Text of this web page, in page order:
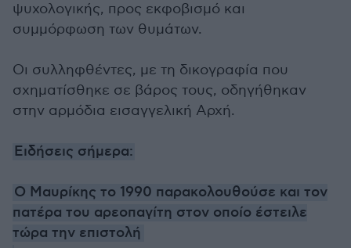
ψυχολογικής, προς εκφοβισμό και
συμμόρφωση των θυμάτων.
Οι συλληφθέντες, με τη δικογραφία που
σχηματίσθηκε σε βάρος τους, οδηγήθηκαν
στην αρμόδια εισαγγελική Αρχή.
Ειδήσεις σήμερα:
Ο Μαυρίκης το 1990 παρακολουθούσε και τον
πατέρα του αρεοπαγίτη στον οποίο έστειλε
τώρα την επιστολή